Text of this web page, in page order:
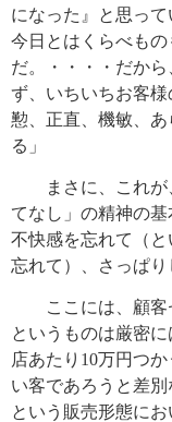
になった』と思っ
今日とはくらべも
だ。・・・・だか
ず、いちいちお客
懃、正直、機敏、
る」
まさに、これが
てなし」の精神の
不快感を忘れて（
忘れて）、さっぱり
ここには、顧客
というものは厳密
店あたり10万円つ
い客であろうと差
という販売形態に